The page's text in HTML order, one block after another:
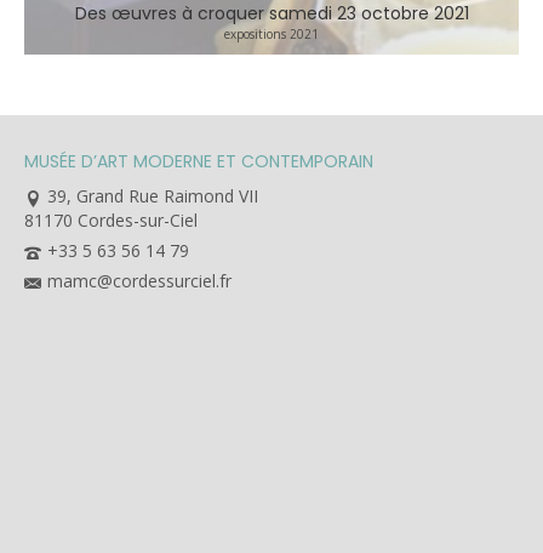
Des œuvres à croquer samedi 23 octobre 2021
expositions 2021
MUSÉE D’ART MODERNE ET CONTEMPORAIN
39, Grand Rue Raimond VII
81170 Cordes-sur-Ciel
+33 5 63 56 14 79
mamc@cordessurciel.fr